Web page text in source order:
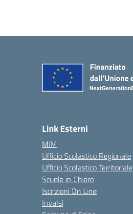
Link Esterni
MIM
Ufficio Scolastico Regionale
Ufficio Scolastico Territoriale
Scuola in Chiaro
Iscrizioni On Line
Invalsi